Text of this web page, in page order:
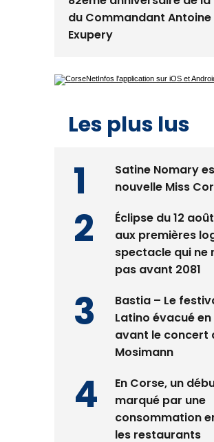
du Commandant Antoine
Exupery
Les plus lus
Satine Nomary
nouvelle Miss
Éclipse du 12
aux premières
spectacle qui ne
pas avant 2081
Bastia – Le
Latino évacué
avant le concert
Mosimann
En Corse, un
marqué par une
consommation
les restaurants